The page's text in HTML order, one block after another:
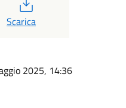
Scarica
2025, 14:36